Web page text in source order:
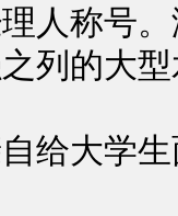
人称号
列的大
大学生